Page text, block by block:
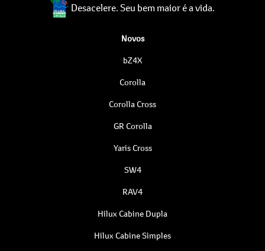
Desacelere. Seu bem maior é a vida.
Novos
bZ4X
Corolla
Corolla Cross
GR Corolla
Yaris Cross
SW4
RAV4
Hilux Cabine Dupla
Hilux Cabine Simples